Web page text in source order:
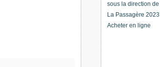
sous la direction
La Passagère
Acheter en ligne